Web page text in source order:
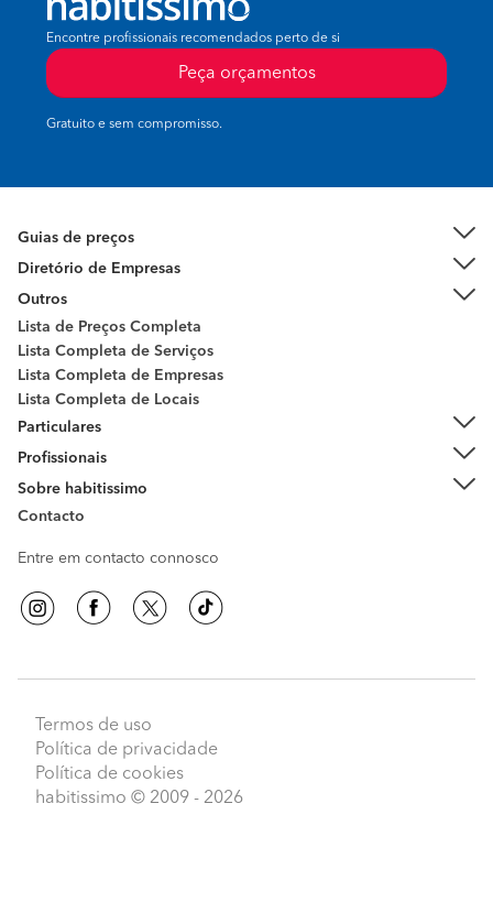
Encontre profissionais recomendados perto de si
Peça orçamentos
Gratuito e sem compromisso.
Guias de preços
Diretório de Empresas
Outros
Lista de Preços Completa
Lista Completa de Serviços
Lista Completa de Empresas
Lista Completa de Locais
Particulares
Profissionais
Sobre habitissimo
Contacto
Entre em contacto connosco
Termos de uso
Política de privacidade
Política de cookies
habitissimo © 2009 - 2026